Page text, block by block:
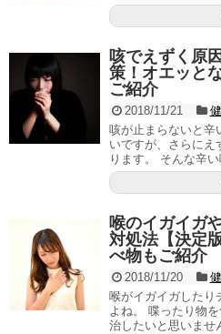
咳でえずく原
策！オエッと
ご紹介
2018/11/21
咳が止まらないと辛
いですが、さらにえ
ります。 そんな辛
喉のイガイガ
対処法【決定
べ物もご紹介
2018/11/20
喉がイガイガしたり
よね。 喋ったり物
治したいと思いませ